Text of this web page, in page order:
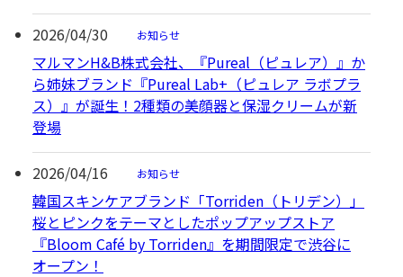
2026/04/30 お知らせ
マルマンH&B株式会社、『Pureal（ピュレア）』か
ら姉妹ブランド『Pureal Lab+（ピュレア ラボプラ
ス）』が誕生！2種類の美顔器と保湿クリームが新
登場
2026/04/16 お知らせ
韓国スキンケアブランド「Torriden（トリデン）」
桜とピンクをテーマとしたポップアップストア
『Bloom Café by Torriden』を期間限定で渋谷に
オープン！